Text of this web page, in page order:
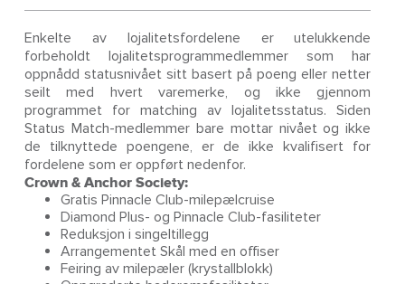
Enkelte av lojalitetsfordelene er utelukkende
forbeholdt lojalitetsprogrammedlemmer som har
oppnådd statusnivået sitt basert på poeng eller netter
seilt med hvert varemerke, og ikke gjennom
programmet for matching av lojalitetsstatus. Siden
Status Match-medlemmer bare mottar nivået og ikke
de tilknyttede poengene, er de ikke kvalifisert for
fordelene som er oppført nedenfor.
Crown & Anchor Society:
Gratis Pinnacle Club-milepælcruise
Diamond Plus- og Pinnacle Club-fasiliteter
Reduksjon i singeltillegg
Arrangementet Skål med en offiser
Feiring av milepæler (krystallblokk)